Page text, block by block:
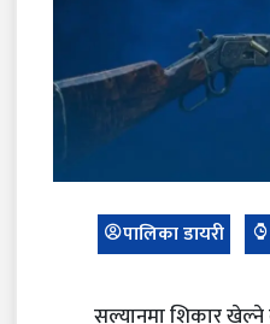
पालिका डायरी
सल्यानमा शिकार